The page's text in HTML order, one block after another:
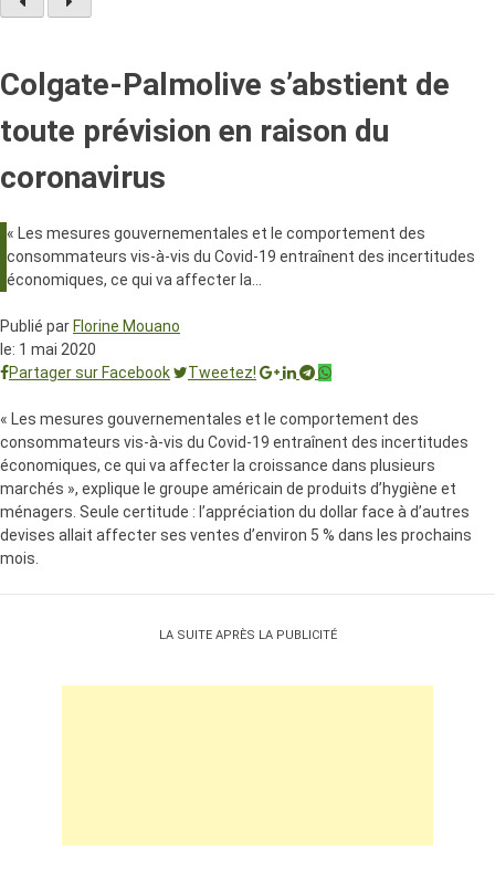
Colgate-Palmolive s’abstient de
toute prévision en raison du
coronavirus
« Les mesures gouvernementales et le comportement des
consommateurs vis-à-vis du Covid-19 entraînent des incertitudes
économiques, ce qui va affecter la…
Publié parFlorine Mouano
le: 1 mai 2020
Partager sur Facebook
Tweetez!
« Les mesures gouvernementales et le comportement des
consommateurs vis-à-vis du Covid-19 entraînent des incertitudes
économiques, ce qui va affecter la croissance dans plusieurs
marchés », explique le groupe américain de produits d’hygiène et
ménagers. Seule certitude : l’appréciation du dollar face à d’autres
devises allait affecter ses ventes d’environ 5 % dans les prochains
mois.
LA SUITE APRÈS LA PUBLICITÉ